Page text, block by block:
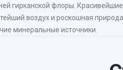
гирканской флоры.
воздух и роскошная
минеральные источники.